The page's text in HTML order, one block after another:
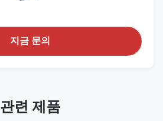
지금 문의
관련 제품